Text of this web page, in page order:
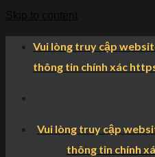
Vui lòng truy cập
thông tin chính xác
Vui lòng truy cập
thông tin chính